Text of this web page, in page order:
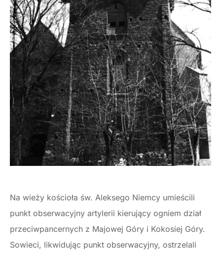
Na wieży kościoła św. Aleksego Niemcy umieścili
punkt obserwacyjny artylerii kierujący ogniem dział
przeciwpancernych z Majowej Góry i Kokosiej Góry.
Sowieci, likwidując punkt obserwacyjny, ostrzelali